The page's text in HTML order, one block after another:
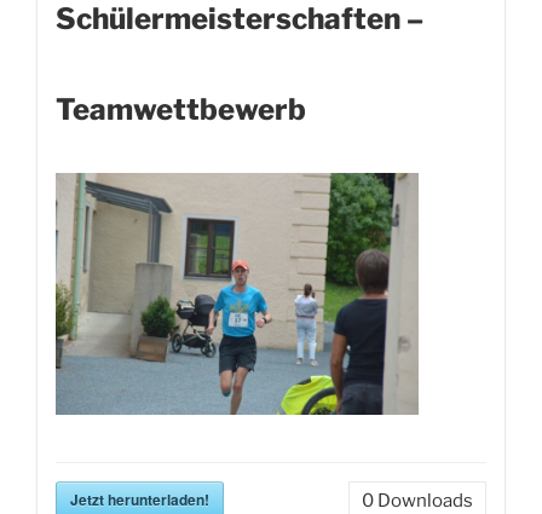
Schülermeisterschaften –
Teamwettbewerb
Jetzt herunterladen! 0 Downloads